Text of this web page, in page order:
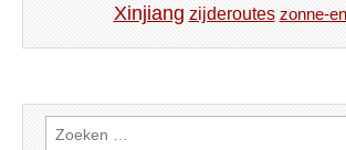
Xinjiang zijderoutes zonne-
Zoeken